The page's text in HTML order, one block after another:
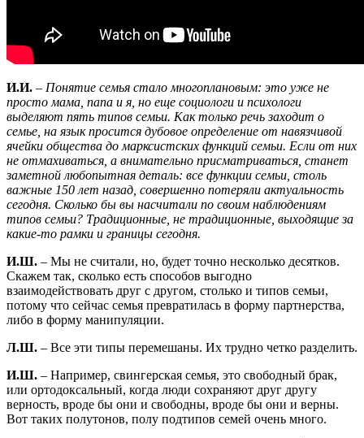
И.И. – Понятие семья стало многоплановым: это уже не
просто мама, папа и я, но еще социологи и психологи
выделяют пять типов семьи. Как только речь заходит о
семье, на язык просится дубовое определение от навязчивой
ячейки общества до марксистских функций семьи. Если от них
не отмахиваться, а внимательно присматриваться, станет
заметной любопытная деталь: все функции семьи, столь
важные 150 лет назад, совершенно потеряли актуальность
сегодня. Сколько бы вы насчитали по своим наблюдениям
типов семьи? Традиционные, не традиционные, выходящие за
какие-то рамки и границы сегодня.
И.Ш. – Мы не считали, но, будет точно несколько десятков.
Скажем так, сколько есть способов выгодно
взаимодействовать друг с другом, столько и типов семьи,
потому что сейчас семья превратилась в форму партнерства,
либо в форму манипуляции.
Л.Ш. – Все эти типы перемешаны. Их трудно четко разделить.
И.Ш. – Например, свингерская семья, это свободный брак,
или ортодоксальный, когда люди сохраняют друг другу
верность, вроде бы они и свободны, вроде бы они и верны.
Вот таких полутонов, полу подтипов семей очень много.